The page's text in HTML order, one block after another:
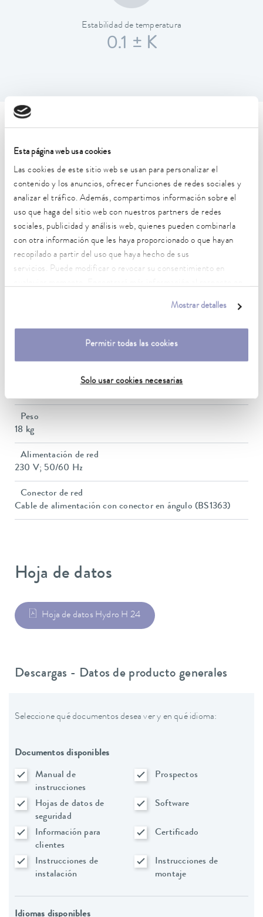
Esta página web usa cookies
Las cookies de este sitio web se usan para personalizar el
contenido y los anuncios, ofrecer funciones de redes sociales y
analizar el tráfico. Además, compartimos información sobre el
uso que haga del sitio web con nuestros partners de redes
sociales, publicidad y análisis web, quienes pueden combinarla
con otra información que les haya proporcionado o que hayan
recopilado a partir del uso que haya hecho de sus
servicios. Puede modificar o revocar su consentimiento en
Mostrar detalles
Permitir todas las cookies
Solo usar cookies necesarias
Estabilidad de temperatura
0.1 ± K
Características técnicas (según
DIN 12876)
Rango de temperatura de trabajo
25 ... 100 °C
Temperatura ambiente
10 ... 40 °C
Estabilidad de temperatura
Volumen del baño mín. / máx.
Dimensiones (an x pr x al)
Peso
18 kg
Alimentación de red
230 V; 50/60 Hz
Conector de red
Cable de alimentación con conector en ángulo (BS1363)
Hoja de datos
Hoja de datos Hydro H 24
Descargas - Datos de producto generales
Seleccione qué documentos desea ver y en qué idioma:
Documentos disponibles
Manual de
instrucciones
Prospectos
Hojas de datos de
seguridad
Software
Información para
clientes
Certificado
Instrucciones de
instalación
Instrucciones de
montaje
Idiomas disponibles